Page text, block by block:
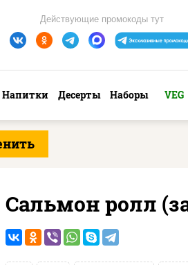
Действующие промокоды тут
Напитки Десерты Наборы VEG
Сальмон ролл